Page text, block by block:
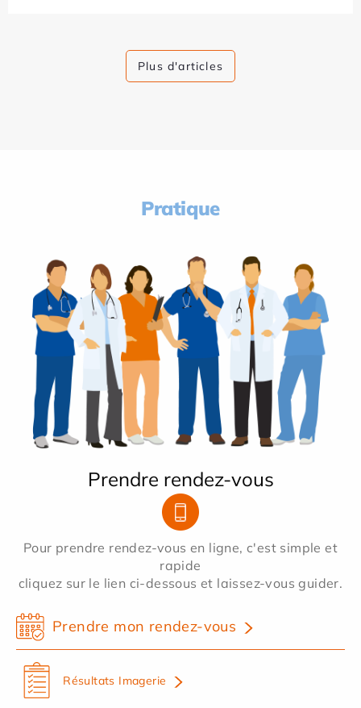
Plus d'articles
Pratique
Prendre rendez-vous
Pour prendre rendez-vous en ligne, c'est simple et
rapide
cliquez sur le lien ci-dessous et laissez-vous guider.
Prendre mon rendez-vous
Résultats Imagerie